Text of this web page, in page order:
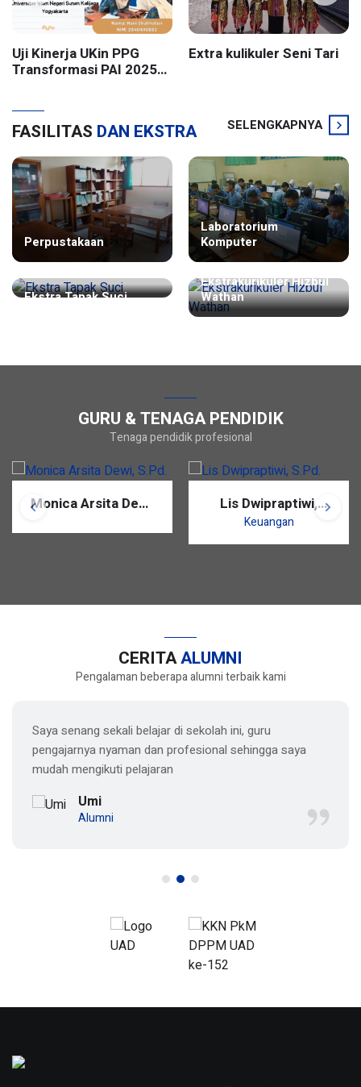
Uji Kinerja UKin PPG
Transformasi PAI 2025
Extra kulikuler Seni Tari
FASILITAS DAN EKSTRA SELENGKAPNYA
Perpustakaan
Laboratorium
Komputer
Ekstra Tapak Suci
Ekstrakurikuler Hizbul
Wathan
GURU & TENAGA PENDIDIK
Tenaga pendidik profesional
Monica Arsita Dewi, Lis Dwipraptiwi,
S.Pd.
Keuangan
CERITAALUMNI
Pengalaman beberapa alumni terbaik kami
Saya senang sekali belajar di sekolah ini, guru
pengajarnya nyaman dan profesional sehingga saya
mudah mengikuti pelajaran
Umi
Alumni